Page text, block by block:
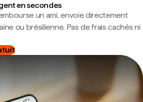
en secondes
un ami, envoie directement
ou brésilienne. Pas de frais cachés ni